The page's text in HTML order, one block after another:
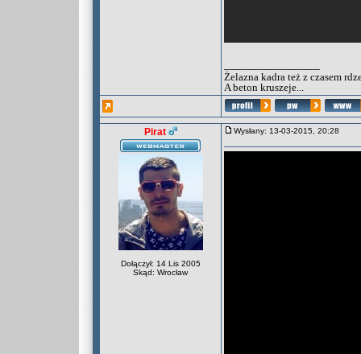
Żelazna kadra też z czasem
A beton kruszeje...
Pirat
Dołączył: 14 Lis 2005
Skąd: Wrocław
Wysłany: 13-03-2015, 20:28